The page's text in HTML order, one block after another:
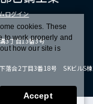
ログイン
3丁目13番3号
落合2丁目3番18号 SKビルS棟
cookies. These
to work properly and
how our site is
Accept